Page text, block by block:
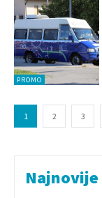
PROMO
1 2 3